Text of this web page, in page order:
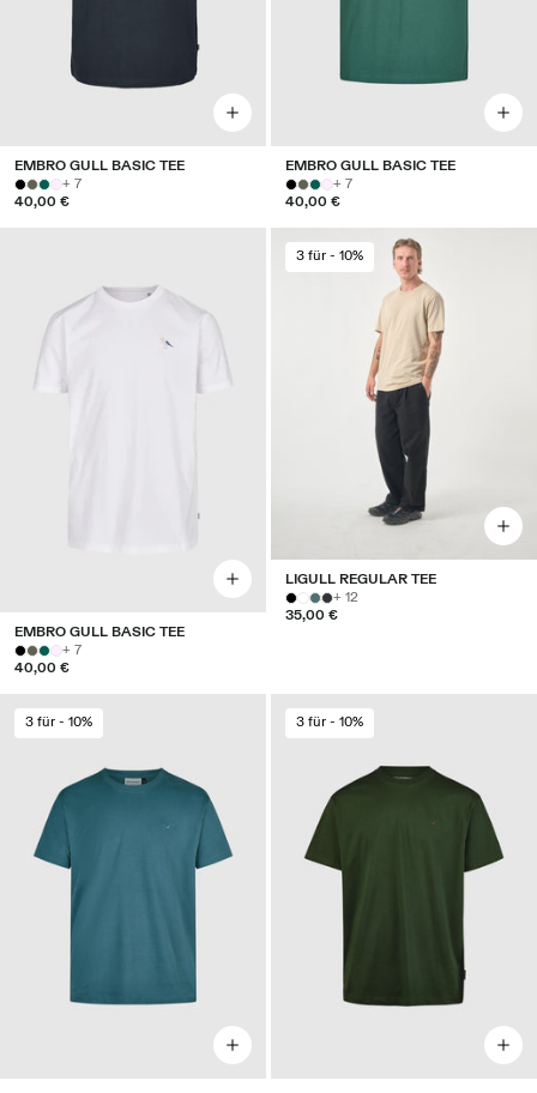
EMBRO GULL BASIC TEE
+ 7
40,00 €
EMBRO GULL BASIC TEE
+ 7
40,00 €
EMBRO GULL BASIC TEE
+ 7
40,00 €
3 für - 10%
LIGULL REGULAR TEE
+ 12
35,00 €
3 für - 10% 3 für - 10%